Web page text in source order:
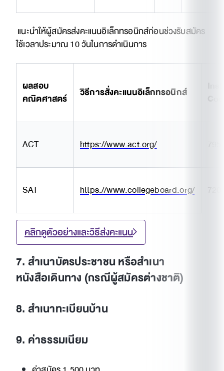
แนะนำให้ผู้สมัครส่งคะแนนอิเล็กทรอนิกส์ก่อนช่วงรับสมัคร
ใช้เวลาประมาณ 10 วันในการดำเนินการ
ผลสอบ
คณิตศาสตร์
วิธีการสั่งคะแนนอิเล็กทรอนิกส์
ACT https://www.act.org/
SAT https://www.collegeboard.org/
คลิกดูตัวอย่างและวิธีส่งคะแนน
7. สำเนาบัตรประชาชน หรือสำเนา
หนังสือเดินทาง (กรณีผู้สมัครต่างชาติ)
8. สำเนาทะเบียนบ้าน
9. ค่าธรรมเนียม